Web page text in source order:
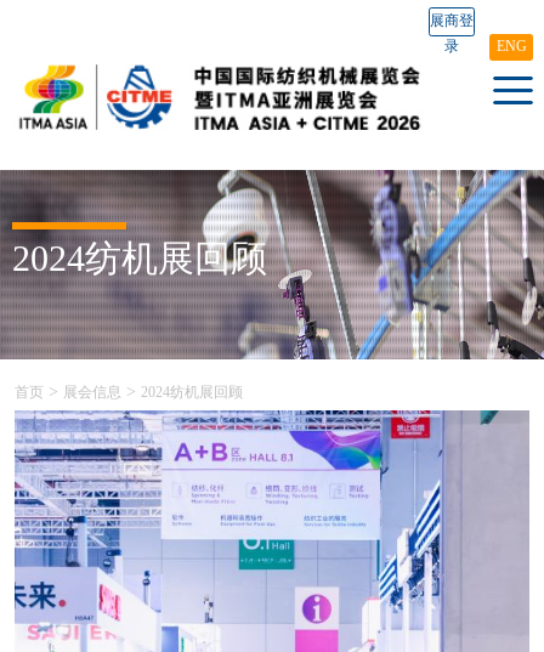
展商登
录
ENG
2024纺机展回顾
首页 > 展会信息 > 2024纺机展回顾